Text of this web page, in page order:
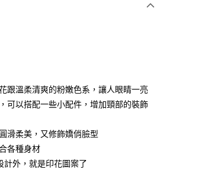
跟溫柔清爽的粉嫩色系，讓人眼睛一亮
可以搭配一些小配件，增加頸部的裝飾
滑柔美，又修飾嬌俏臉型
各種身材
計外，就是印花圖案了